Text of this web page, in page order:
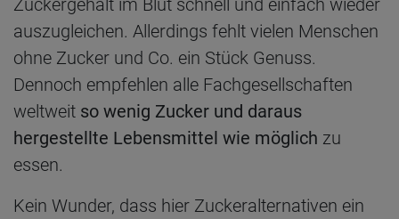
Zuckergehalt im Blut schnell und einfach wieder
auszugleichen. Allerdings fehlt vielen Menschen
ohne Zucker und Co. ein Stück Genuss.
Dennoch empfehlen alle Fachgesellschaften
weltweit so wenig Zucker und daraus
hergestellte Lebensmittel wie möglich zu
essen.
Kein Wunder, dass hier Zuckeralternativen ein